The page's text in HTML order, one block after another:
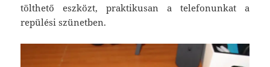
tölthető eszközt, praktikusan a telefonunkat a
repülési szünetben.